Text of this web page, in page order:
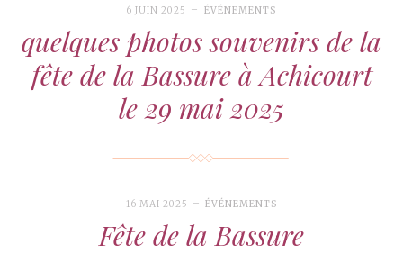
6 JUIN 2025 ÉVÉNEMENTS
quelques photos souvenirs de la
fête de la Bassure à Achicourt
le 29 mai 2025
16 MAI 2025 ÉVÉNEMENTS
Fête de la Bassure